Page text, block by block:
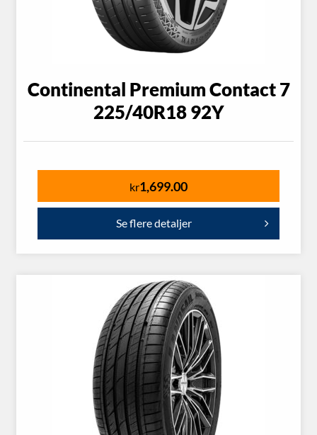
Continental Premium Contact 7
225/40R18 92Y
kr1,699.00
Se flere detaljer